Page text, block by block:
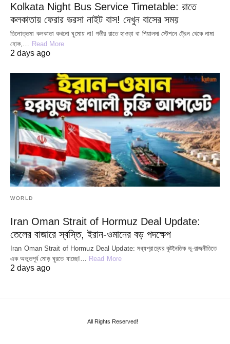
Kolkata Night Bus Service Timetable: রাতে
কলকাতায় ফেরার ভরসা নাইট বাস! দেখুন বাসের সময়
তিলোত্তমা কলকাতা কখনো ঘুমোয় না! গভীর রাতে হাওড়া বা শিয়ালদা স্টেশনে ট্রেন থেকে নামা
হোক,…
Read More
2 days ago
WORLD
Iran Oman Strait of Hormuz Deal Update:
তেলের বাজারে স্বস্তি, ইরান-ওমানের বড় পদক্ষেপ
Iran Oman Strait of Hormuz Deal Update: মধ্যপ্রাচ্যের কূটনৈতিক ভূ-রাজনীতিতে
এক অভূতপূর্ব মোড় ঘুরতে যাচ্ছে!… Read More
2 days ago
All Rights Reserved!